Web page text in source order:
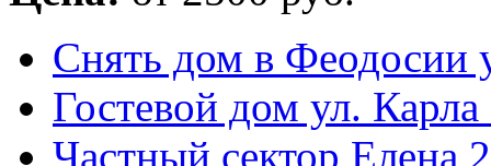
Снять дом в Феодосии
Гостевой дом ул.
Частный сектор Елена 2